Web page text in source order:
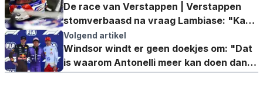
De race van Verstappen | Verstappen
stomverbaasd na vraag Lambiase: "Kan
je het niet zien dan?"
Volgend artikel
Windsor windt er geen doekjes om: "Dat
is waarom Antonelli meer kan doen dan
Verstappen"